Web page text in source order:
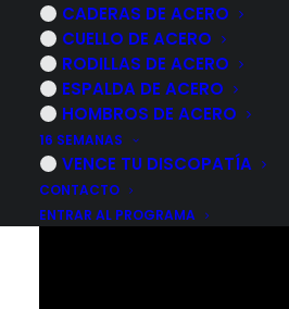
CADERAS DE ACERO
CUELLO DE ACERO
RODILLAS DE ACERO
ESPALDA DE ACERO
HOMBROS DE ACERO
16 SEMANAS
VENCE TU DISCOPATÍA
CONTACTO
ENTRAR AL PROGRAMA
27 MAYO, 2026 | POR